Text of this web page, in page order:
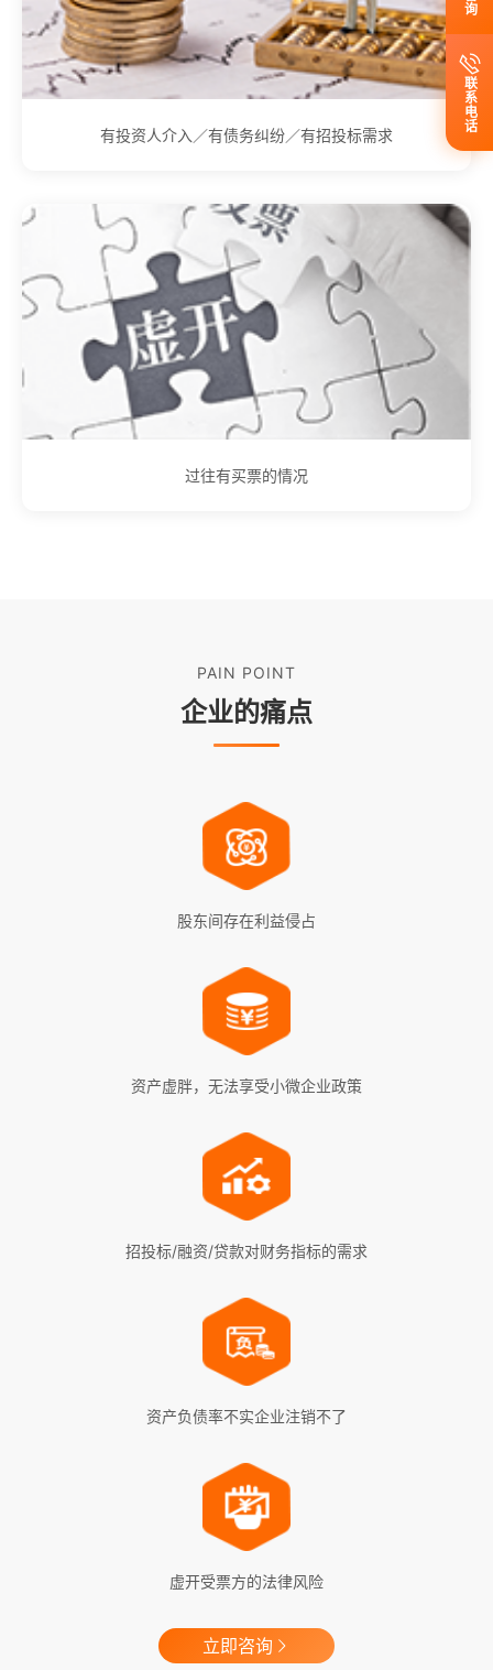
有投资人介入／有债务纠纷／有招投标需求
过往有买票的情况
PAIN POINT
企业的痛点
股东间存在利益侵占
资产虚胖，无法享受小微企业政策
招投标/融资/贷款对财务指标的需求
资产负债率不实企业注销不了
虚开受票方的法律风险
立即咨询
联系电话